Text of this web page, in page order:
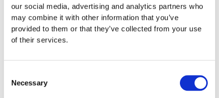
our social media, advertising and analytics partners who
may combine it with other information that you’ve
provided to them or that they’ve collected from your use
of their services.
Selection
Necessary
4,55 x 4,45 m
1 år